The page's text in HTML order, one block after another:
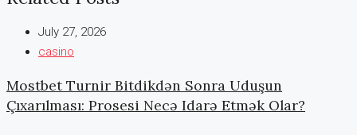
July 27, 2026
casino
Mostbet Turnir Bitdikdən Sonra Uduşun
Çıxarılması: Prosesi Necə Idarə Etmək Olar?